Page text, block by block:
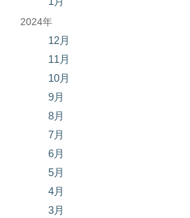
2024年
12月
11月
10月
9月
8月
7月
6月
5月
4月
3月